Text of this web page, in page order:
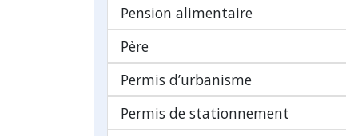
Pension alimentaire
Père
Permis d’urbanisme
Permis de stationnement